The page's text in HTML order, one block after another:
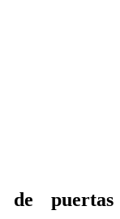
de puertas